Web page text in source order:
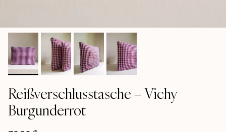
Reißverschlusstasche – Vichy
Burgunderrot